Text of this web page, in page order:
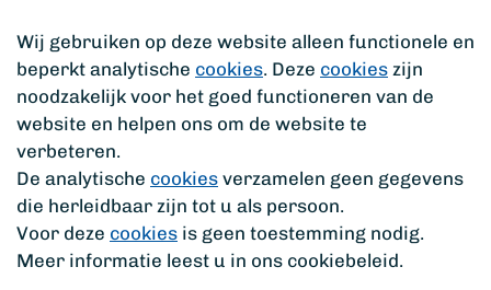
Wij gebruiken op deze website alleen functionele en
beperkt analytische cookies. Deze cookies zijn
noodzakelijk voor het goed functioneren van de
website en helpen ons om de website te
verbeteren.
De analytische cookies verzamelen geen gegevens
die herleidbaar zijn tot u als persoon.
Voor deze cookies is geen toestemming nodig.
Meer informatie leest u in ons cookiebeleid.